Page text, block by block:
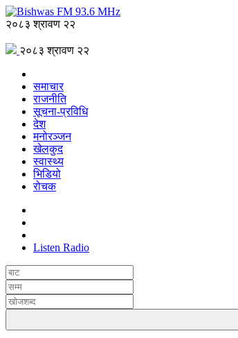
२०८३ श्रावण २२
२०८३ श्रावण २२
समाचार
राजनीति
सूचना-प्रविधि
देश
मनोरञ्जन
खेलकुद
स्वास्थ्य
भिडियो
रोचक
Listen Radio